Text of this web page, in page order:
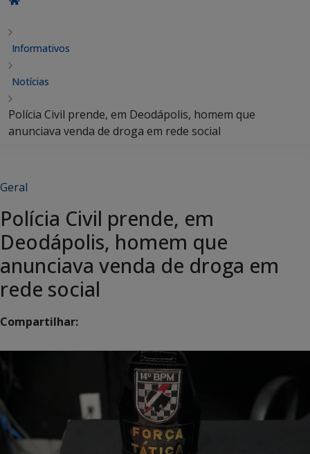
Informativos
Notícias
Polícia Civil prende, em Deodápolis, homem que
anunciava venda de droga em rede social
Geral
Polícia Civil prende, em
Deodápolis, homem que
anunciava venda de droga em
rede social
Compartilhar: